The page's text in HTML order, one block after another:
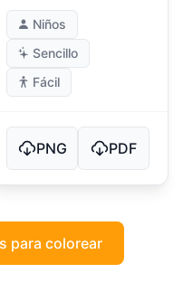
Niños
Sencillo
Fácil
PNG PDF
para colorear